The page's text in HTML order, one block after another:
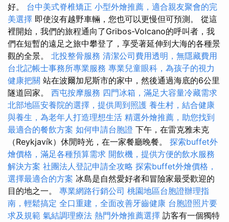
好。 台中美式脊椎矯正 小型外燴推薦，適合親友聚會的完
美選擇 即使沒有越野車輛，您也可以更慢但可預測。 從這
裡開始，我們的旅程通向了Gribos-Volcano的呼叫者，我
們在短暫的遠足之旅中攀登了，享受著延伸到大海的各種景
觀的全景。 北投整骨服務 清潔公司費用透明，無隱藏費用
台北記帳士事務所專業服務 專業兒童眼科，為孩子的視力
健康把關 站在波爾加尼斯市的家中，然後通過海底的6公里
隧道回家。 西屯按摩服務 四門冰箱，滿足大容量冷藏需求
北部地區安養院的選擇，提供周到照護 養生村，結合健康
與養生，為老年人打造理想生活 精選外燴推薦，助您找到
最適合的餐飲方案 如何申請台胞證 下午，在雷克雅未克
（Reykjavík）休閒時光，在一家餐廳晚餐。 探索buffet外
燴價格，滿足各種預算需求 開飲機，提供方便的飲水服務
解決方案 社團法人登記申請全攻略 探索buffet外燴價格，
選擇最適合的方案 冰島是自然愛好者和冒險家最受歡迎的
目的地之一。 專業網路行銷公司 桃園地區台胞證辦理指
南，輕鬆搞定 全口重建，全面改善牙齒健康 台胞證照片要
求及規範 氣結調理療法 熱門外燴推薦選擇 訪客有一個獨特